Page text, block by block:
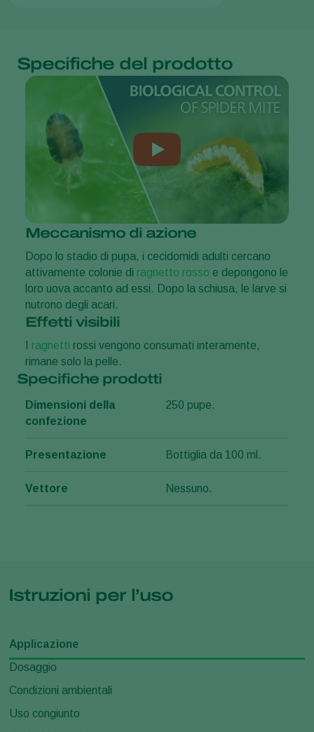
Specifiche del prodotto
Meccanismo di azione
Dopo lo stadio di pupa, i cecidomidi adulti cercano
attivamente colonie di ragnetto rosso e depongono le
loro uova accanto ad essi. Dopo la schiusa, le larve si
nutrono degli acari.
Effetti visibili
ragnetti rossi vengono consumati interamente,
rimane solo la pelle.
Specifiche prodotti
Dimensioni della
confezione
250 pupe.
Presentazione Bottiglia da 100 ml.
Vettore Nessuno.
Istruzioni per l’uso
Applicazione
Dosaggio
Condizioni ambientali
Uso congiunto